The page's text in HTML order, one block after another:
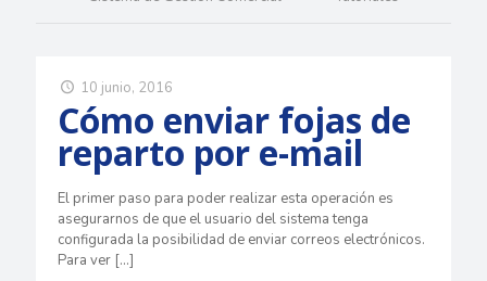
10 junio, 2016
Cómo enviar fojas de
reparto por e-mail
El primer paso para poder realizar esta operación es
asegurarnos de que el usuario del sistema tenga
configurada la posibilidad de enviar correos electrónicos.
Para ver […]